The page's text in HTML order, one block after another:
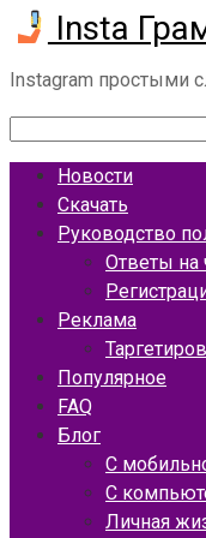
Перейти
к
контенту
Insta
Instagram простыми
Новости
Скачать
Руководство
Ответы на
Реклама
Популярное
FAQ
Блог
С
С
Личная